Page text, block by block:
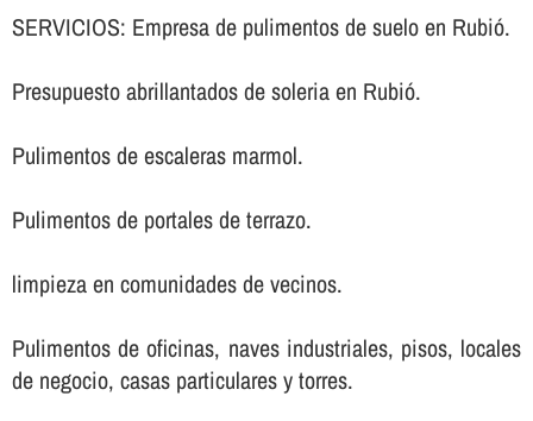
SERVICIOS: Empresa de pulimentos de suelo en Rubió.
Presupuesto abrillantados de soleria en Rubió.
Pulimentos de escaleras marmol.
Pulimentos de portales de terrazo.
limpieza en comunidades de vecinos.
Pulimentos de oficinas, naves industriales, pisos, locales
de negocio, casas particulares y torres.